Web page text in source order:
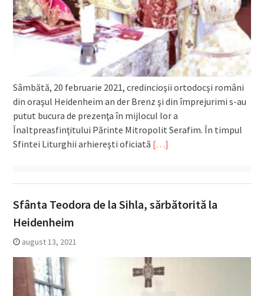
Sâmbătă, 20 februarie 2021, credincioşii ortodocşi români
din oraşul Heidenheim an der Brenz şi din împrejurimi s-au
putut bucura de prezenţa în mijlocul lor a
Înaltpreasfinţitului Părinte Mitropolit Serafim. În timpul
Sfintei Liturghii arhiereşti oficiată […]
Sfânta Teodora de la Sihla, sărbătorită la
Heidenheim
august 13, 2021